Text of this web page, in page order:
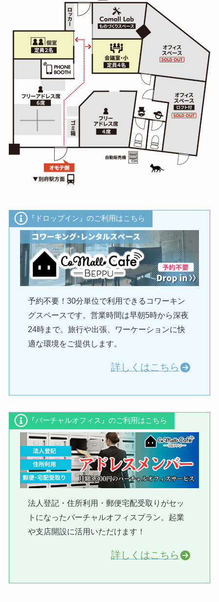
『ドロップイン』のご利用はこちら
予約不要！30分単位で利用できるコワーキン
グスペースです。営業時間は早朝5時から深夜
24時まで。旅行や出張、ワーケーションに快
適な環境をご提供します。
詳しくはこちら
『バーチャルオフィス』のご利用はこちら
法人登記・住所利用・郵便宅配受取りがセッ
トになったバーチャルオフィスプラン。起業
や支店開設に活用いただけます！
詳しくはこちら